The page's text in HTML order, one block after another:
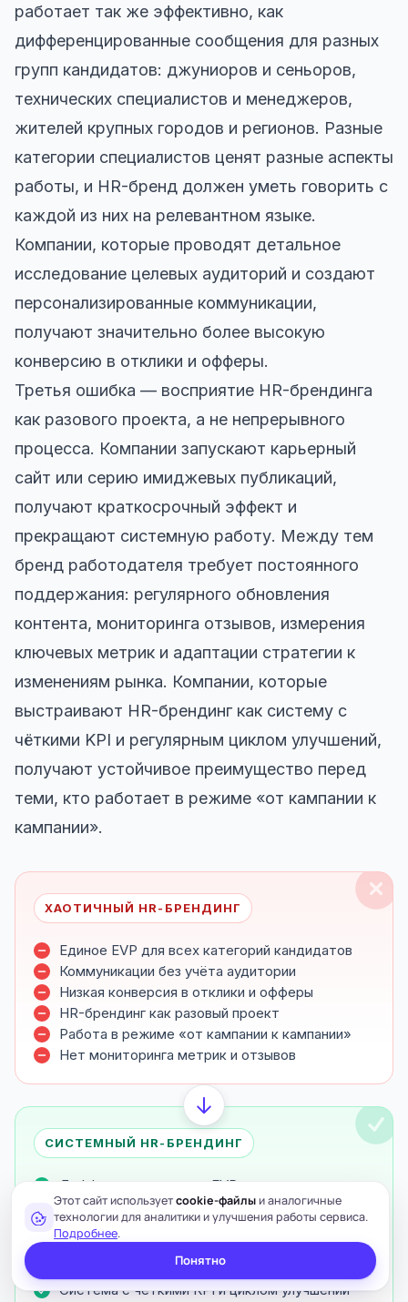
работает так же эффективно, как
дифференцированные сообщения для разных
групп кандидатов: джуниоров и сеньоров,
технических специалистов и менеджеров,
жителей крупных городов и регионов. Разные
категории специалистов ценят разные аспекты
работы, и HR-бренд должен уметь говорить с
каждой из них на релевантном языке.
Компании, которые проводят детальное
исследование целевых аудиторий и создают
персонализированные коммуникации,
получают значительно более высокую
конверсию в отклики и офферы.
Третья ошибка — восприятие HR-брендинга
как разового проекта, а не непрерывного
процесса. Компании запускают карьерный
сайт или серию имиджевых публикаций,
получают краткосрочный эффект и
прекращают системную работу. Между тем
бренд работодателя требует постоянного
поддержания: регулярного обновления
контента, мониторинга отзывов, измерения
ключевых метрик и адаптации стратегии к
изменениям рынка. Компании, которые
выстраивают HR-брендинг как систему с
чёткими KPI и регулярным циклом улучшений,
получают устойчивое преимущество перед
теми, кто работает в режиме «от кампании к
кампании».
ХАОТИЧНЫЙ HR-БРЕНДИНГ
Единое EVP для всех категорий кандидатов
Коммуникации без учёта аудитории
Низкая конверсия в отклики и офферы
HR-брендинг как разовый проект
Работа в режиме «от кампании к кампании»
Нет мониторинга метрик и отзывов
СИСТЕМНЫЙ HR-БРЕНДИНГ
Дифференцированное EVP для каждого
сегмента
Персонализированный язык для каждой группы
Значительно более высокая конверсия
HR-брендинг как непрерывный процесс
Система с чёткими KPI и циклом улучшений
Этот сайт используетcookie-файлы и аналогичные
технологии для аналитики и улучшения работы сервиса.
Подробнее.
Понятно